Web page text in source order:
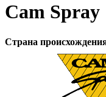
Cam Spray
Страна